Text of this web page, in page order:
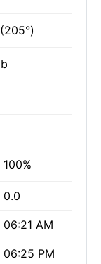
100%
0.0
06:21 AM
06:25 PM